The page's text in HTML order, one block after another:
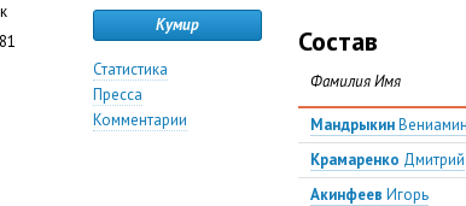
Кумир
Статистика
Пресса
Комментарии
Состав
Фамилия Имя
МандрыкинВениамин
Крамаренко Дмитрий
Акинфеев Игорь